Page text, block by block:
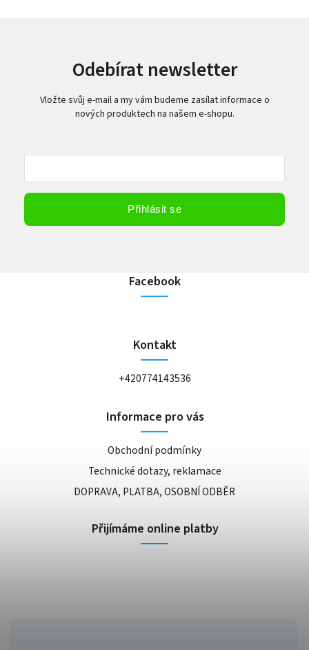
Odebírat newsletter
Vložte svůj e-mail a my vám budeme zasílat informace o
nových produktech na našem e-shopu.
Přihlásit se
Facebook
Kontakt
+420774143536
Informace pro vás
Obchodní podmínky
Technické dotazy, reklamace
DOPRAVA, PLATBA, OSOBNÍ ODBĚR
Přijímáme online platby